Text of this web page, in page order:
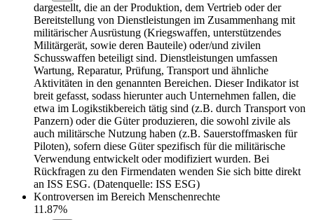
dargestellt, die an der Produktion, dem Vertrieb oder der
Bereitstellung von Dienstleistungen im Zusammenhang mit
militärischer Ausrüstung (Kriegswaffen, unterstützendes
Militärgerät, sowie deren Bauteile) oder/und zivilen
Schusswaffen beteiligt sind. Dienstleistungen umfassen
Wartung, Reparatur, Prüfung, Transport und ähnliche
Aktivitäten in den genannten Bereichen. Dieser Indikator ist
breit gefasst, sodass hierunter auch Unternehmen fallen, die
etwa im Logikstikbereich tätig sind (z.B. durch Transport von
Panzern) oder die Güter produzieren, die sowohl zivile als
auch militärsche Nutzung haben (z.B. Sauerstoffmasken für
Piloten), sofern diese Güter spezifisch für die militärische
Verwendung entwickelt oder modifiziert wurden. Bei
Rückfragen zu den Firmendaten wenden Sie sich bitte direkt
an ISS ESG. (Datenquelle: ISS ESG)
Kontroversen im Bereich Menschenrechte
11.87%